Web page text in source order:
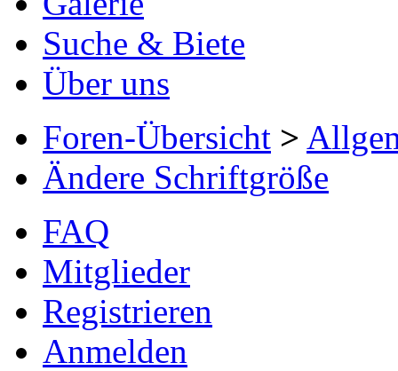
Suche & Biete
Über uns
Foren-Übersicht >
Ändere Schriftgröße
FAQ
Mitglieder
Registrieren
Anmelden